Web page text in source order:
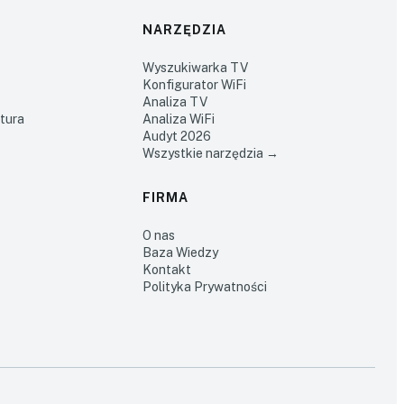
NARZĘDZIA
Wyszukiwarka TV
Konfigurator WiFi
Analiza TV
Analiza WiFi
Audyt 2026
Wszystkie narzędzia →
FIRMA
O nas
Baza Wiedzy
Kontakt
Polityka Prywatności